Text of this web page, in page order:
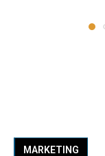
MARKETING